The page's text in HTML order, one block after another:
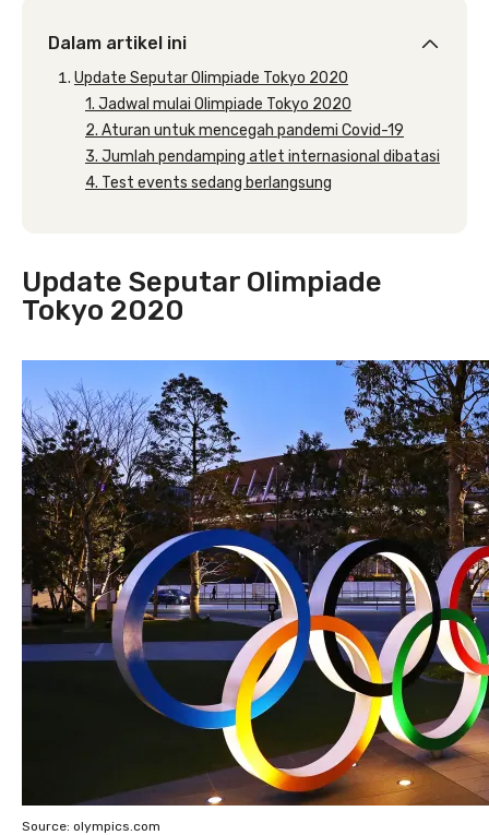
Dalam artikel ini
Update Seputar Olimpiade Tokyo 2020
1. Jadwal mulai Olimpiade Tokyo 2020
2. Aturan untuk mencegah pandemi Covid-19
3. Jumlah pendamping atlet internasional dibatasi
4. Test events sedang berlangsung
Update Seputar Olimpiade
Tokyo 2020
Source: olympics.com